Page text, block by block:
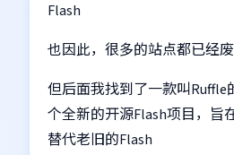
Flash
也因此，很多的站点都已经
但后面我找到了一款叫Ruffle
个全新的开源Flash项目，旨
替代老旧的Flash